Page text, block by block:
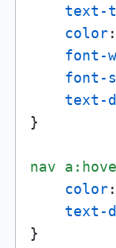
text-
color
font-
font-
text-
}
nav a
color
text-
}